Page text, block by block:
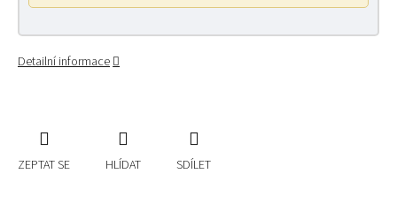
Detailní informace
ZEPTAT SE HLÍDAT SDÍLET